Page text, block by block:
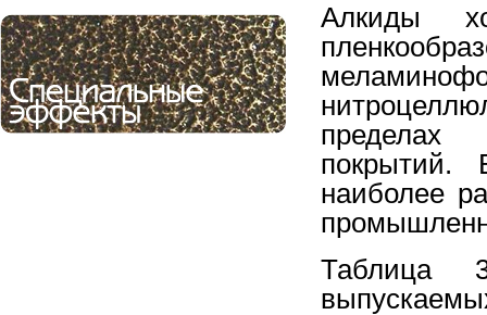
Алкиды
пределах
наиболее
Таблица